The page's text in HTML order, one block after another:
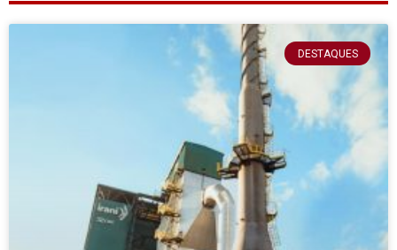
DESTAQUES